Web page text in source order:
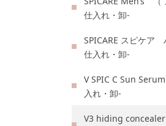
仕入れ・卸-
SPICARE スピケア
仕入れ・卸-
V SPIC C Sun
入れ・卸-
V3 hiding concealer